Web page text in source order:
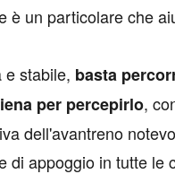
è un particolare che
e stabile, basta
per percepirlo,
dell'avantreno
di appoggio in tutte le